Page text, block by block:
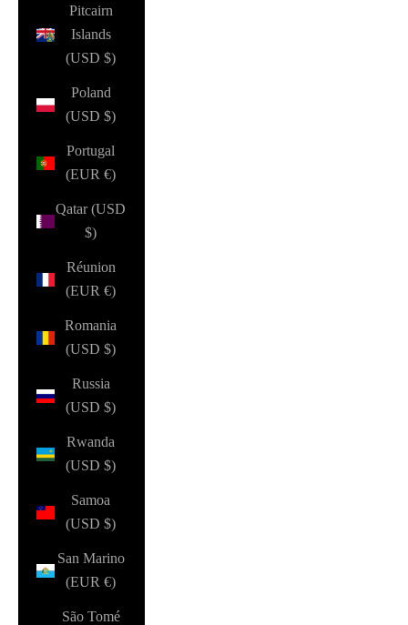
Pitcairn
Islands
(USD $)
Poland
(USD $)
Portugal
(EUR €)
Qatar (USD
$)
Réunion
(EUR €)
Romania
(USD $)
Russia
(USD $)
Rwanda
(USD $)
Samoa
(USD $)
San Marino
(EUR €)
São Tomé